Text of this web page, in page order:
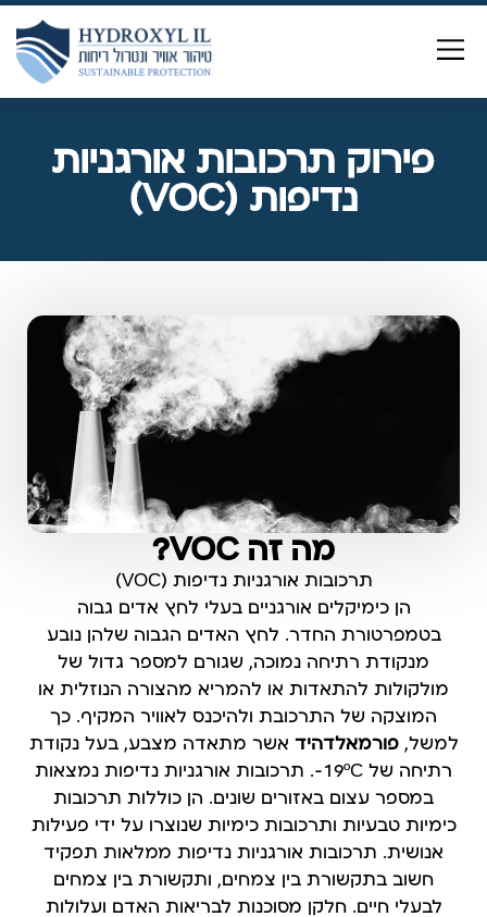
פירוק תרכובות אורגניות
נדיפות (VOC)
מה זה VOC?
תרכובות אורגניות נדיפות (VOC)
הןכימיקלים אורגניים בעלי לחץ אדים גבוה
בטמפרטורת החדר. לחץ האדים הגבוה שלהן נובע
מנקודת רתיחה נמוכה, שגורם למספר גדול של
מולקולות להתאדות או להמריא מהצורה הנוזלית או
המוצקה של התרכובת ולהיכנס לאוויר המקיף. כך
למשל,פורמאלדהיד אשר מתאדה מצבע, בעל נקודת
רתיחה של 19ºC-. תרכובות אורגניות נדיפות נמצאות
במספר עצום באזורים שונים. הן כוללות תרכובות
כימיות טבעיות ותרכובות כימיות שנוצרו על ידי פעילות
אנושית. תרכובות אורגניות נדיפות ממלאות תפקיד
חשוב בתקשורת בין צמחים, ותקשורת בין צמחים
לבעלי חיים. חלקן מסוכנות לבריאות האדם ועלולות